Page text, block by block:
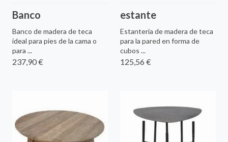
Banco
Banco de madera de teca
ideal para pies de la cama o
para ...
237,90 €
estante
Estanteria de madera de teca
para la pared en forma de
cubos ...
125,56 €